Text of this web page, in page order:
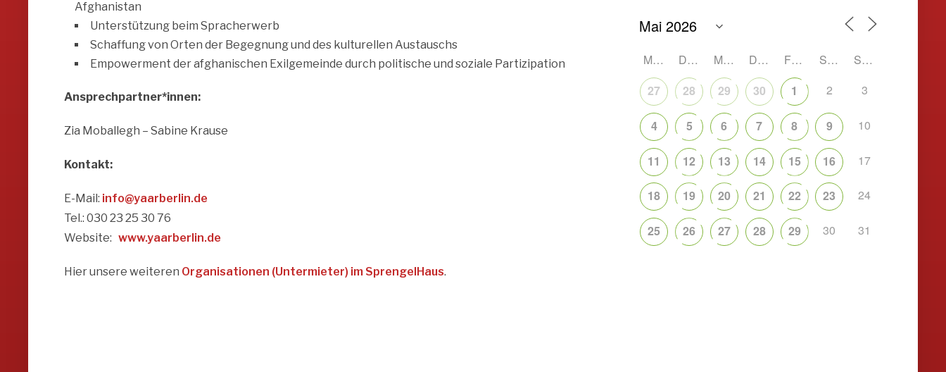
Afghanistan
Unterstützung beim Spracherwerb
Schaffung von Orten der Begegnung und des kulturellen Austauschs
Empowerment der afghanischen Exilgemeinde durch politische und soziale Partizipation
Ansprechpartner*innen:
Zia Moballegh – Sabine Krause
Kontakt:
E-Mail: info@yaarberlin.de
Tel.: 030 23 25 30 76
Website: www.yaarberlin.de
Hier unsere weiteren Organisationen (Untermieter) im SprengelHaus.
MONTAG DIENSTAG MITTWOCH DONNERSTAG FREITAG SAMSTAG
SONNTAG
27
28 29 30 1 2 3
4 5 6 7 8 9 10
11 12 13 14 15 16 17
18 19 20 21 22 23 24
25 26 27 28 29 30 31